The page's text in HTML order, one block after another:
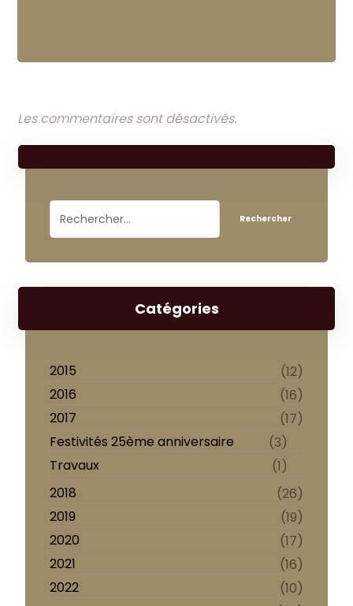
Les commentaires sont désactivés.
Catégories
2015
(12)
2016
(16)
2017
(17)
Festivités 25ème anniversaire
(3)
Travaux
(1)
2018
(26)
2019
(19)
2020
(17)
2021
(16)
2022
(10)